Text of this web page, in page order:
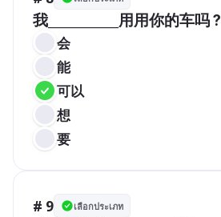
我___________用用你的车吗？
会
能
可以
想
要
# 9 เลือกประเภท